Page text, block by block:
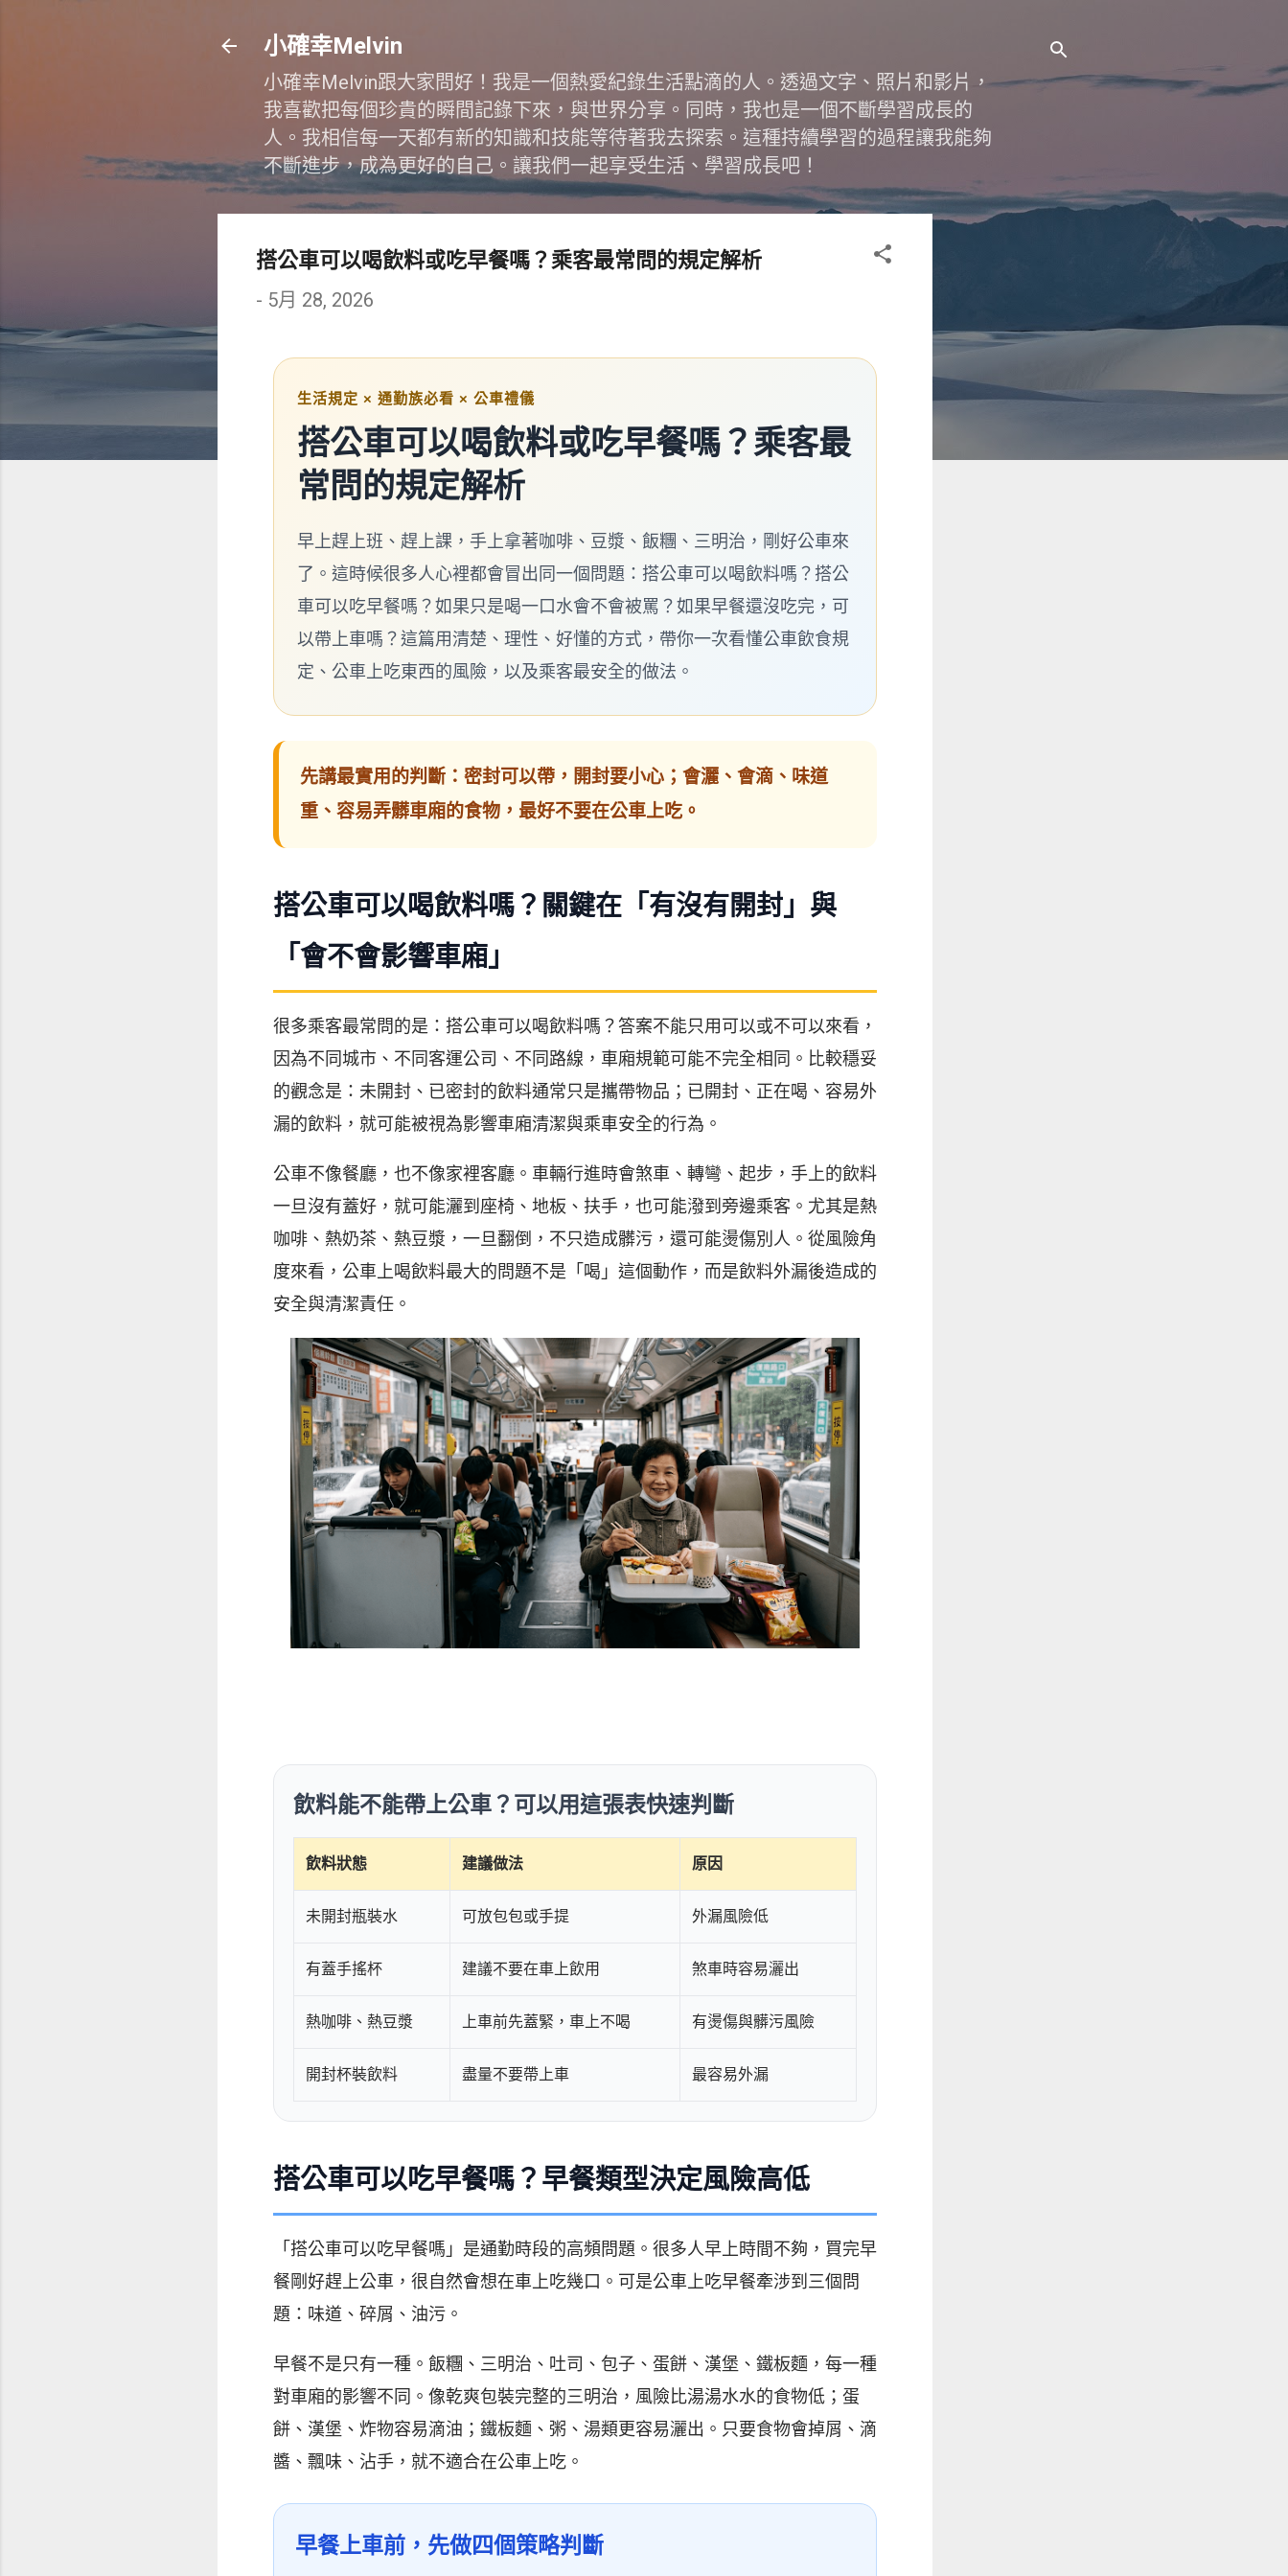
小確幸Melvin
小確幸Melvin跟大家問好！我是一個熱愛紀錄生活點滴的人。透過文字、照片和影片，
我喜歡把每個珍貴的瞬間記錄下來，與世界分享。同時，我也是一個不斷學習成長的
人。我相信每一天都有新的知識和技能等待著我去探索。這種持續學習的過程讓我能夠
不斷進步，成為更好的自己。讓我們一起享受生活、學習成長吧！
搭公車可以喝飲料或吃早餐嗎？乘客最常問的規定解析
- 5月 28, 2026
生活規定 × 通勤族必看 × 公車禮儀
搭公車可以喝飲料或吃早餐嗎？乘客最
常問的規定解析
早上趕上班、趕上課，手上拿著咖啡、豆漿、飯糰、三明治，剛好公車來
了。這時候很多人心裡都會冒出同一個問題：搭公車可以喝飲料嗎？搭公
車可以吃早餐嗎？如果只是喝一口水會不會被罵？如果早餐還沒吃完，可
以帶上車嗎？這篇用清楚、理性、好懂的方式，帶你一次看懂公車飲食規
定、公車上吃東西的風險，以及乘客最安全的做法。
先講最實用的判斷：密封可以帶，開封要小心；會灑、會滴、味道
重、容易弄髒車廂的食物，最好不要在公車上吃。
搭公車可以喝飲料嗎？關鍵在「有沒有開封」與
「會不會影響車廂」
很多乘客最常問的是：搭公車可以喝飲料嗎？答案不能只用可以或不可以來看，
因為不同城市、不同客運公司、不同路線，車廂規範可能不完全相同。比較穩妥
的觀念是：未開封、已密封的飲料通常只是攜帶物品；已開封、正在喝、容易外
漏的飲料，就可能被視為影響車廂清潔與乘車安全的行為。
公車不像餐廳，也不像家裡客廳。車輛行進時會煞車、轉彎、起步，手上的飲料
一旦沒有蓋好，就可能灑到座椅、地板、扶手，也可能潑到旁邊乘客。尤其是熱
咖啡、熱奶茶、熱豆漿，一旦翻倒，不只造成髒污，還可能燙傷別人。從風險角
度來看，公車上喝飲料最大的問題不是「喝」這個動作，而是飲料外漏後造成的
安全與清潔責任。
飲料能不能帶上公車？可以用這張表快速判斷
飲料狀態 建議做法 原因
未開封瓶裝水 可放包包或手提 外漏風險低
有蓋手搖杯 建議不要在車上飲用 煞車時容易灑出
熱咖啡、熱豆漿 上車前先蓋緊，車上不喝 有燙傷與髒污風險
開封杯裝飲料 盡量不要帶上車 最容易外漏
搭公車可以吃早餐嗎？早餐類型決定風險高低
「搭公車可以吃早餐嗎」是通勤時段的高頻問題。很多人早上時間不夠，買完早
餐剛好趕上公車，很自然會想在車上吃幾口。可是公車上吃早餐牽涉到三個問
題：味道、碎屑、油污。
早餐不是只有一種。飯糰、三明治、吐司、包子、蛋餅、漢堡、鐵板麵，每一種
對車廂的影響不同。像乾爽包裝完整的三明治，風險比湯湯水水的食物低；蛋
餅、漢堡、炸物容易滴油；鐵板麵、粥、湯類更容易灑出。只要食物會掉屑、滴
醬、飄味、沾手，就不適合在公車上吃。
早餐上車前，先做四個策略判斷